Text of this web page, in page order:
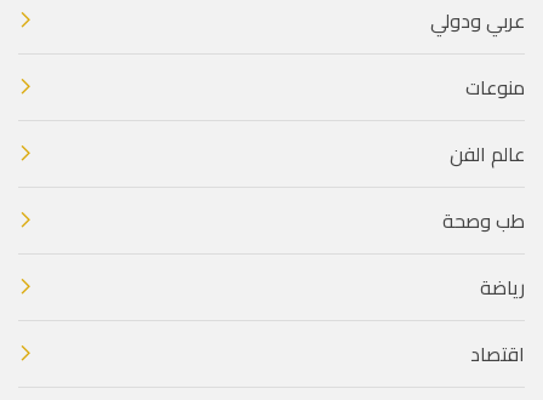
عربي ودولي
منوعات
عالم الفن
طب وصحة
رياضة
اقتصاد